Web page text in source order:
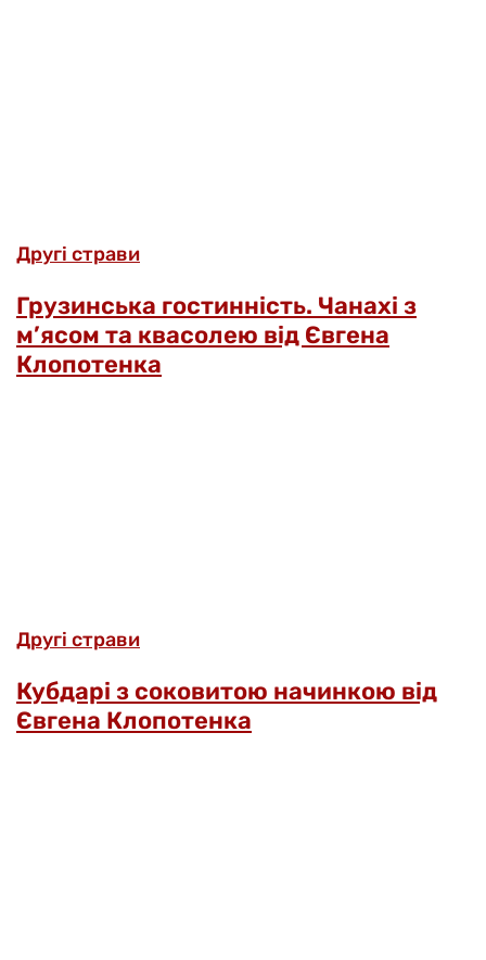
Другі страви
Грузинська гостинність. Чанахі з
м’ясом та квасолею від Євгена
Клопотенка
Другі страви
Кубдарі з соковитою начинкою від
Євгена Клопотенка